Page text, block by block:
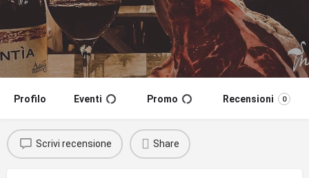
Profilo Eventi Promo Recensioni 0
Scrivi recensione Share